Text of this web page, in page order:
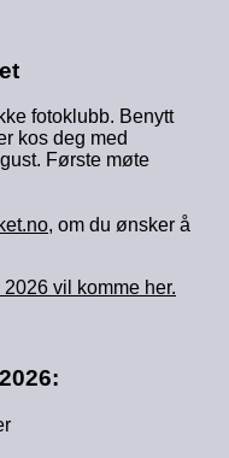
fotoklubb. Benytt
kos deg med
Første møte
, om du ønsker å
vil komme her.